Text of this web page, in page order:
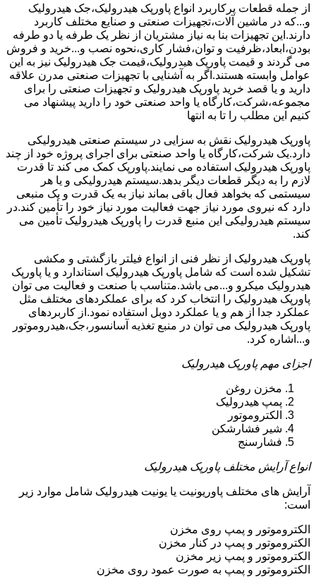
از جمله قطعات پرکاربرد انواع پاورپک هیدرولیک،جک هیدرولیک
و...که در ماشین آلات،تجهیزات صنعتی و صنایع مختلف کاربرد
دارند.این تجهیزات بنا به نیاز مشتریان از نظر یک طرفه یا دو طرفه
بودن،ابعاد،ظرفیت و توان،فشار کاری،نحوه نصب و...خرید و فروش
می گردند و قیمت پاورپک هیدرولیک،قیمت جک هیدرولیک نیز به این
عوامل وابسته هستند.اگر به آشنایی با تجهیزات صنعتی مدرن علاقه
دارید و یا قصد خرید پاورپک هیدرولیک و تجهیزات صنعتی را برای
مجموعه،شرکت،کارگاه یا واحد صنعتی خود را دارید پیشنهاد می
کنیم این مطلب را تا به انتها
پاورپک هیدرولیک نقش به سزایی در سیستم صنعتی هیدرولیکی
دارد.یک شرکت،کارگاه یا واحد صنعتی برای اجرای پروژه خود از چند
پاورپک هیدرولیک استفاده می نمایند.پاورپک کمک می کند تا قدرت
لازم را به دیگر قطعات دیگر بدهد.سیستم هیدرولیکی و یا هر
سیستمی که بخواهد فعال باقی بماند نیاز به یک قدرت و یک منبعی
دارد که نیروی مورد نیاز جهت فعالیت مورد نیاز خود را تأمین کند.در
سیستم هیدرولیکی این منبع قدرت را پاورپک هیدرولیک تأمین می
کند.
پاورپک هیدرولیک از نظر فنی از انواع فیلتر بازگشتی و مکشی
تشکیل شده است که شامل پاورپک هیدرولیک استاندارد و یا پاورپک
هیدرولیک میکرو و...می باشد.متناسب با صنعت و فعالیت می توان
پاورپک هیدرولیک را انتخاب کرد که برای عملکردهای مختلف مثل
عملکرد جدا از هم و یا عملکرد دوبل استفاده نمود.از کاربردهای
پاورپک هیدرولیک می توان در منبع تغذیه آسانسور،جک،هیدروموتور
و...اشاره کرد.
اجزای مهم پاورپک هیدرولیک
مخزن روغن
پمپ هیدرولیک
الکتروموتور
شیر فشارشکن
فشارسنج
انواع آرایش مختلف پاورپک هیدرولیک
آرایش های مختلف پاوریونیت یا یونیت هیدرولیک شامل موارد زیر
است:
الکتروموتور و پمپ روی مخزن
الکتروموتور و پمپ در کنار مخزن
الکتروموتور و پمپ زیر مخزن
الکتروموتور و پمپ به صورت عمود روی مخزن